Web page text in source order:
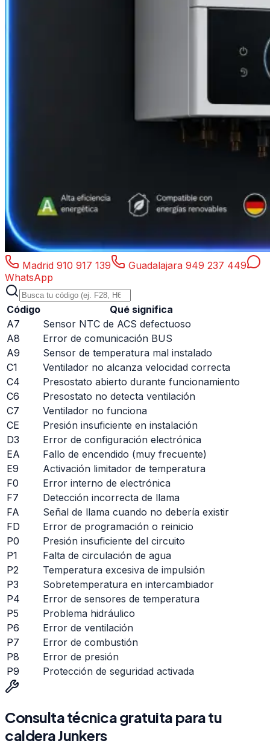
Madrid 910 917 139 Guadalajara 949 237 449
WhatsApp
Código
Qué significa
A7
Sensor NTC de ACS defectuoso
A8
Error de comunicación BUS
A9
Sensor de temperatura mal instalado
C1
Ventilador no alcanza velocidad correcta
C4
Presostato abierto durante funcionamiento
C6
Presostato no detecta ventilación
C7
Ventilador no funciona
CE
Presión insuficiente en instalación
D3
Error de configuración electrónica
EA
Fallo de encendido (muy frecuente)
E9
Activación limitador de temperatura
F0
Error interno de electrónica
F7
Detección incorrecta de llama
FA
Señal de llama cuando no debería existir
FD
Error de programación o reinicio
P0
Presión insuficiente del circuito
P1
Falta de circulación de agua
P2
Temperatura excesiva de impulsión
P3
Sobretemperatura en intercambiador
P4
Error de sensores de temperatura
P5
Problema hidráulico
P6
Error de ventilación
P7
Error de combustión
P8
Error de presión
P9
Protección de seguridad activada
Consulta técnica gratuita para tu
calderaJunkers